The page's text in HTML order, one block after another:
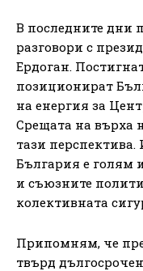
В последните дни
разговори с
Ердоган.
позиционират
на енергия за
Срещата на върха
тази перспектива.
България е голям
и съюзните
колективната
Припомням, че
твърд